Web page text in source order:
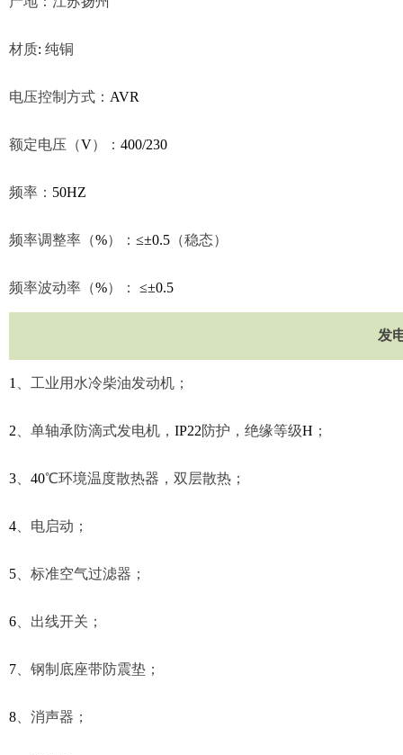
材质: 纯铜
电压控制方式： AVR
额定电压（V）： 400/230
频率： 50HZ
频率调整率（%）： ≤±0.5 （稳态）
频率波动率（%）： ≤±0.5
发
1 工业用水冷柴油发动机；
2 单轴承防滴式发电机， IP22防护，绝缘等级H ；
3 40℃环境温度散热器，双层散热；
4 电启动；
5 标准空气过滤器；
6 出线开关；
7 钢制底座带防震垫；
8 消声器；